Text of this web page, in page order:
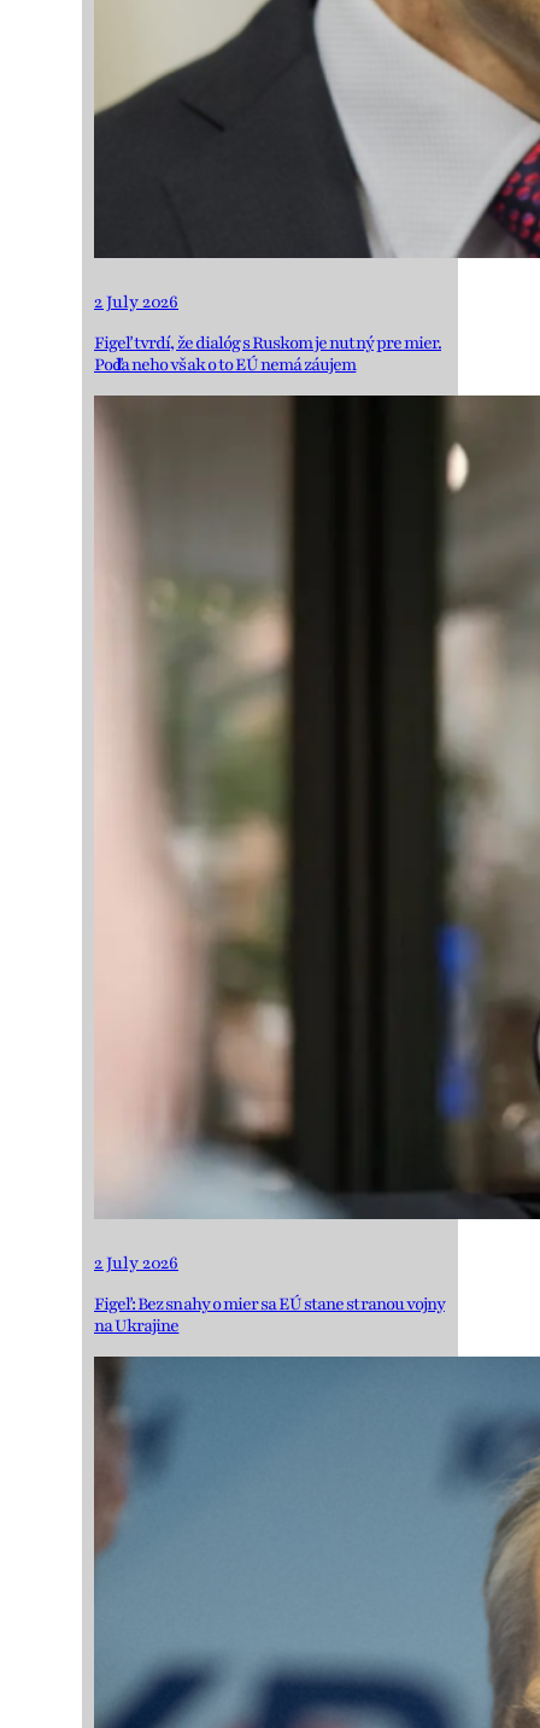
2 July 2026
Figeľ tvrdí, že dialóg s Ruskom je nutný pre mier.
Podľa neho však o to EÚ nemá záujem
2 July 2026
Figeľ: Bez snahy o mier sa EÚ stane stranou vojny
na Ukrajine